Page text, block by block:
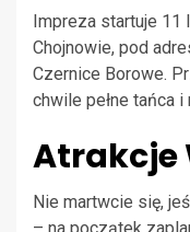
Impreza startuje 11
Chojnowie, pod
Czernice Borowe.
chwile pełne tańca i
Atrakcje
Nie martwcie się,
– na początek